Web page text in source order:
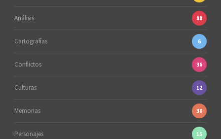
Análisis 88
Cartografías 6
Conflictos 36
Culturas 12
Memorias 30
Personajes 15